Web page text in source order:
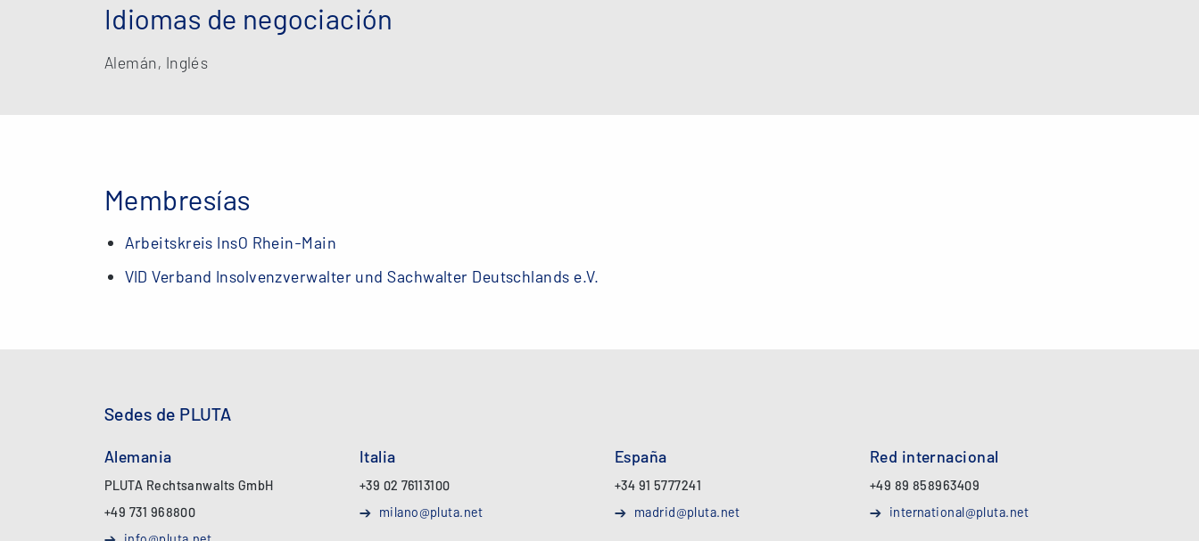
Idiomas de negociación
Alemán, Inglés
Membresías
Arbeitskreis InsO Rhein-Main
VID Verband Insolvenzverwalter und Sachwalter Deutschlands e.V.
Sedes de PLUTA
Alemania
PLUTA Rechtsanwalts GmbH
+49 731 968800
Italia
+39 02 76113100
milano@pluta.net
España
+34 91 5777241
madrid@pluta.net
Red internacional
+49 89 858963409
international@pluta.net